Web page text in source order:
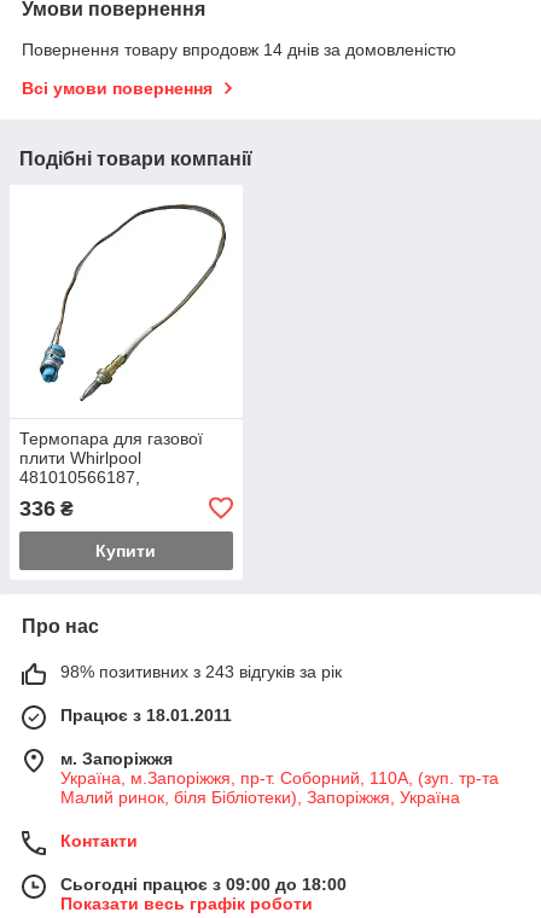
Умови повернення
Повернення товару впродовж 14 днів за домовленістю
Всі умови повернення
Подібні товари компанії
Термопара для газової
плити Whirlpool
481010566187,
mm)
336 ₴
Купити
Про нас
98% позитивних з 243 відгуків за рік
Працює з 18.01.2011
м. Запоріжжя
Україна, м.Запоріжжя, пр-т. Соборний, 110А, (зуп. тр-та
Малий ринок, біля Бібліотеки), Запоріжжя, Україна
Контакти
Сьогодні працює з 09:00 до 18:00
Показати весь графік роботи